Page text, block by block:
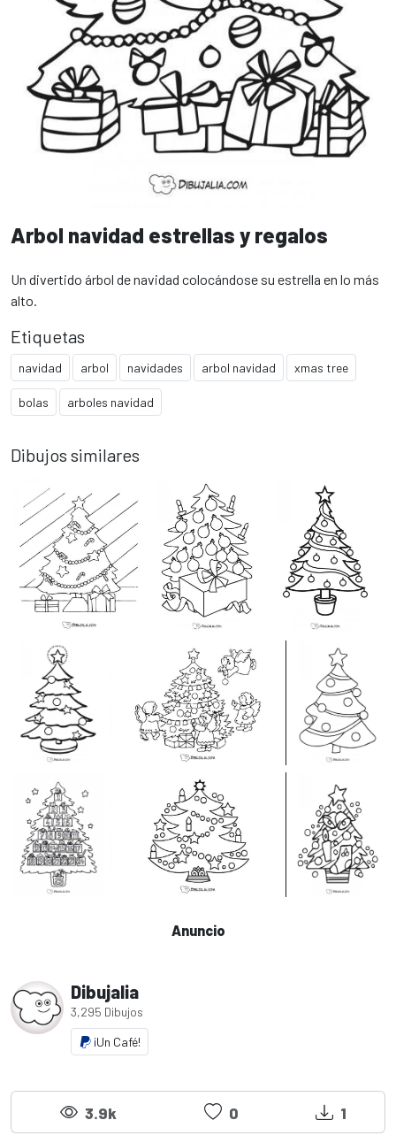
Arbol navidad estrellas y regalos
Un divertido árbol de navidad colocándose su estrella en lo más
alto.
Etiquetas
navidad arbol navidades arbol navidad xmas tree
bolas arboles navidad
Dibujos similares
Anuncio
Dibujalia
3,295 Dibujos
¡Un Café!
3.9k 0 1